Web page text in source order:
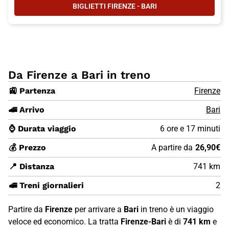
BIGLIETTI FIRENZE - BARI
Da Firenze a Bari in treno
🚉 Partenza
Firenze
🚄 Arrivo
Bari
⌚ Durata viaggio
6 ore e 17 minuti
💰 Prezzo
A partire da 26,90€
📍 Distanza
741 km
🚅 Treni giornalieri
2
Partire da Firenze per arrivare a Bari in treno è un viaggio
veloce ed economico. La tratta Firenze-Bari è di 741 km e